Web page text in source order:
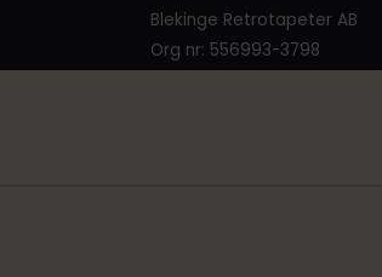
Blekinge Retrotapeter AB
Org nr: 556993-3798